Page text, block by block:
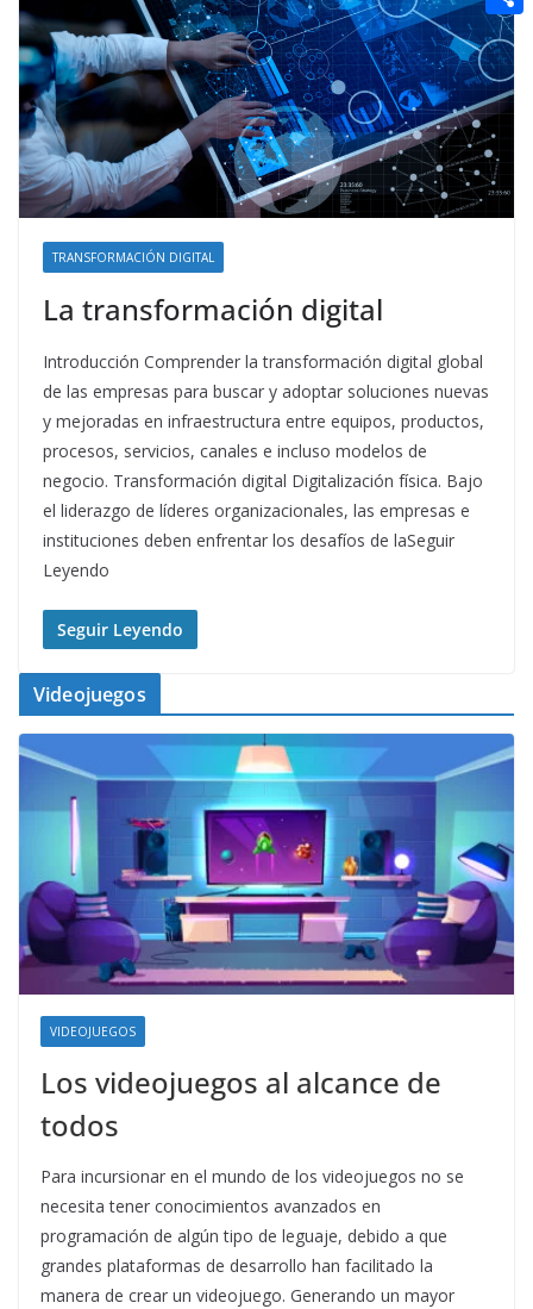
TRANSFORMACIÓN DIGITAL
La transformación digital
Introducción Comprender la transformación digital global
de las empresas para buscar y adoptar soluciones nuevas
y mejoradas en infraestructura entre equipos, productos,
procesos, servicios, canales e incluso modelos de
negocio. Transformación digital Digitalización física. Bajo
el liderazgo de líderes organizacionales, las empresas e
instituciones deben enfrentar los desafíos de laSeguir
Leyendo
Seguir Leyendo
Videojuegos
VIDEOJUEGOS
Los videojuegos al alcance de
todos
Para incursionar en el mundo de los videojuegos no se
necesita tener conocimientos avanzados en
programación de algún tipo de leguaje, debido a que
grandes plataformas de desarrollo han facilitado la
manera de crear un videojuego. Generando un mayor
n
g
e
r
e
r
e
r
e
s
t
a
i
l
e
d
d
i
t
C
o
m
p
a
r